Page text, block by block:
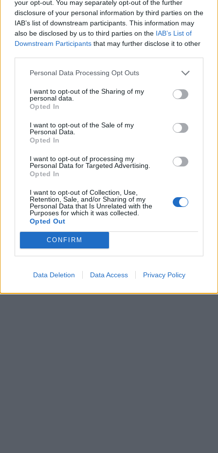
your opt-out. You may separately opt-out of the further
disclosure of your personal information by third parties on the
IAB’s list of downstream participants. This information may
also be disclosed by us to third parties on the IAB’s List of
Downstream Participants that may further disclose it to other
Personal Data Processing Opt Outs
I want to opt-out of the Sharing of my
personal data.
Opted In
I want to opt-out of the Sale of my
Personal Data.
Opted In
I want to opt-out of processing my
Personal Data for Targeted Advertising.
Opted In
I want to opt-out of Collection, Use,
Retention, Sale, and/or Sharing of my
Personal Data that Is Unrelated with the
Purposes for which it was collected.
Opted Out
CONFIRM
Data Deletion Data Access Privacy Policy